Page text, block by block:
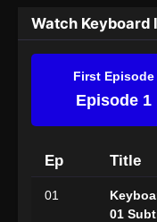
Watch Keyboard
First Episode
Episode 1
Ep Title
01
01